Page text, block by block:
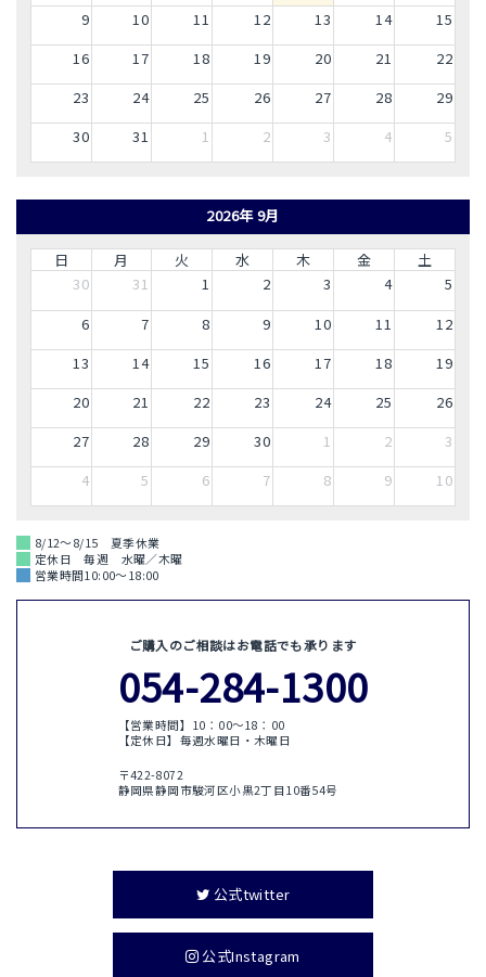
9
10 11 12 13 14
15
16
17 18 19 20 21
22
23
24 25 26 27 28
29
30
31 1 2 3 4 5
2026年 9月
日 月 火 水 木 金
土
30
31 1 2 3 4
5
6
7 8 9 10 11
12
13
14 15 16 17 18
19
20
21 22 23 24 25
26
27
28 29 30 1 2
3
4
5 6 7 8 9 10
8/12～8/15 夏季休業
定休日 毎週 水曜／木曜
営業時間10:00～18:00
ご購入のご相談はお電話でも承ります
054-284-1300
【営業時間】10：00〜18：00
【定休日】毎週水曜日・木曜日
〒422-8072
静岡県静岡市駿河区小黒2丁目10番54号
公式twitter
公式Instagram